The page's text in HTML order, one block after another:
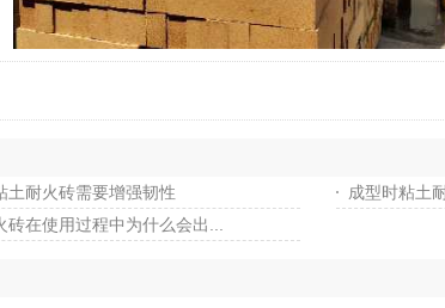
土耐火砖需要增强韧性
成型时粘土
砖在使用过程中为什么会出...